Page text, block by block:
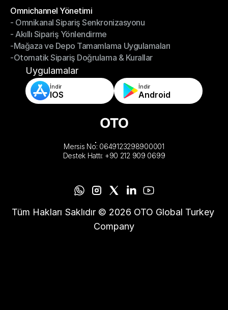
Omnichannel Yönetimi
Omnichannel Yönetimi
- Omnikanal Sipariş Senkronizasyonu
- Omnikanal Sipariş Senkronizasyonu
- Akıllı Sipariş Yönlendirme
- Akıllı Sipariş Yönlendirme
-Mağaza ve Depo Tamamlama Uygulamaları
-Mağaza ve Depo Tamamlama Uygulamaları
-Otomatik Sipariş Doğrulama & Kurallar
-Otomatik Sipariş Doğrulama & Kurallar
Uygulamalar
İndir
IOS
İndir
Android
Mersis No: 0649123298900001
Destek Hattı: +90 212 909 0699
Tüm Hakları Saklıdır © 2026 OTO Global Turkey
Company